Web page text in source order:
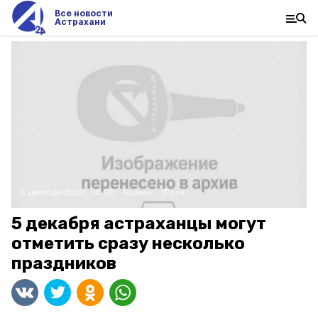
Все новости
Астрахани
5 декабря 2020, 08:00 Разное Фото:
5 декабря астраханцы могут
отметить сразу несколько
праздников